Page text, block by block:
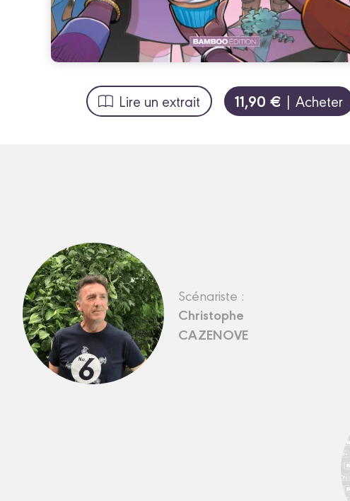
Lire un extrait 11,90 € | Acheter
Scénariste :
Christophe
CAZENOVE